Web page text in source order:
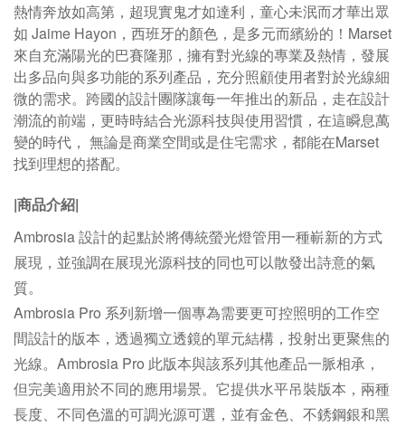
熱情奔放如高第，超現實鬼才如達利，童心未泯而才華出眾
如 Jaime Hayon，西班牙的顏色，是多元而繽紛的！Marset
來自充滿陽光的巴賽隆那，擁有對光線的專業及熱情，發展
出多品向與多功能的系列產品，充分照顧使用者對於光線細
微的需求。跨國的設計團隊讓每一年推出的新品，走在設計
潮流的前端，更時時結合光源科技與使用習慣，在這瞬息萬
變的時代， 無論是商業空間或是住宅需求，都能在Marset
找到理想的搭配。
|商品介紹|
Ambrosia 設計的起點於將傳統螢光燈管用一種嶄新的方式
展現，並強調在展現光源科技的同也可以散發出詩意的氣
質。
Ambrosia Pro 系列新增一個專為需要更可控照明的工作空
間設計的版本，透過獨立透鏡的單元結構，投射出更聚焦的
光線。Ambrosia Pro 此版本與該系列其他產品一脈相承，
但完美適用於不同的應用場景。它提供水平吊裝版本，兩種
長度、不同色溫的可調光源可選，並有金色、不銹鋼銀和黑